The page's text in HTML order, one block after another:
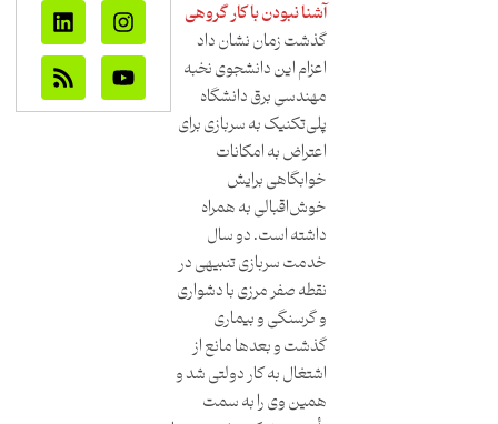
آشنا نبودن با کار گروهی
گذشت زمان نشان داد
اعزام این دانشجوی نخبه
مهندسی برق دانشگاه
پلی‌تکنیک به سربازی برای
اعتراض به امکانات
خوابگاهی برایش
خوش‌اقبالی به همراه
داشته است. دو سال
خدمت سربازی تنبیهی در
نقطه صفر مرزی با دشواری
و گرسنگی و بیماری
گذشت و بعدها مانع از
اشتغال به کار دولتی شد و
همین وی را به سمت